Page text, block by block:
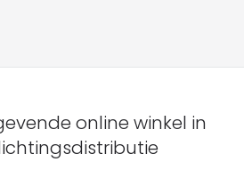
online winkel in